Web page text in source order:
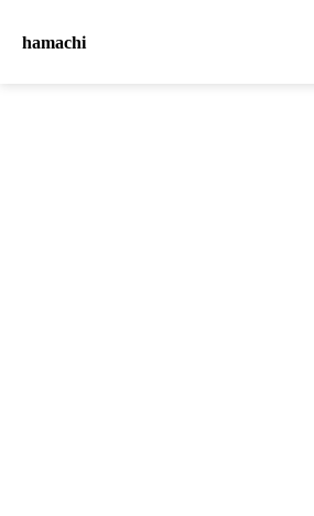
hamachi